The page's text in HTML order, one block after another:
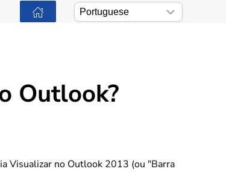
Outlook?
Visualizar no Outlook 2013 (ou "Barra